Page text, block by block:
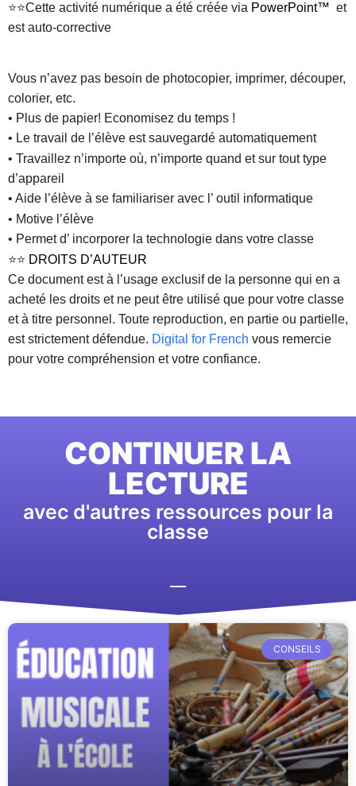
⭐⭐Cette activité numérique a été créée via PowerPoint™ et
est auto-corrective
Vous n’avez pas besoin de photocopier, imprimer, découper,
colorier, etc.
• Plus de papier! Economisez du temps !
• Le travail de l’élève est sauvegardé automatiquement
• Travaillez n’importe où, n’importe quand et sur tout type
d’appareil
• Aide l’élève à se familiariser avec l’ outil informatique
• Motive l’élève
• Permet d’ incorporer la technologie dans votre classe
⭐⭐ DROITS D’AUTEUR
Ce document est à l’usage exclusif de la personne qui en a
acheté les droits et ne peut être utilisé que pour votre classe
et à titre personnel. Toute reproduction, en partie ou partielle,
est strictement défendue. Digital for French vous remercie
pour votre compréhension et votre confiance.
CONTINUER LA
LECTURE
avec d'autres ressources pour la
classe
CONSEILS